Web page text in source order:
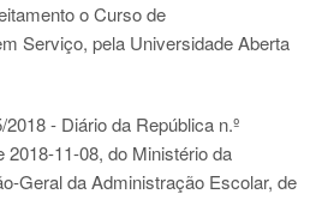
o Curso de
Serviço, pela Universidade Aberta
- Diário da República n.º
2018-11-08, do Ministério da
Geral da Administração Escolar, de